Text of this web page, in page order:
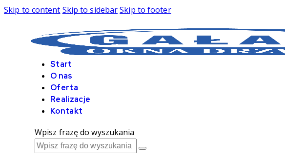
Skip to content Skip to sidebarSkip to footer
Start
O nas
Oferta
Realizacje
Kontakt
Wpisz frazę do wyszukania